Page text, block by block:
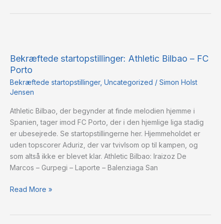
Bekræftede startopstillinger: Athletic Bilbao – FC
Porto
Bekræftede startopstillinger, Uncategorized / Simon Holst
Jensen
Athletic Bilbao, der begynder at finde melodien hjemme i
Spanien, tager imod FC Porto, der i den hjemlige liga stadig
er ubesejrede. Se startopstillingerne her. Hjemmeholdet er
uden topscorer Aduriz, der var tvivlsom op til kampen, og
som altså ikke er blevet klar. Athletic Bilbao: Iraizoz De
Marcos – Gurpegi – Laporte – Balenziaga San
Athletic
Bilbao
–
FC
Read More »